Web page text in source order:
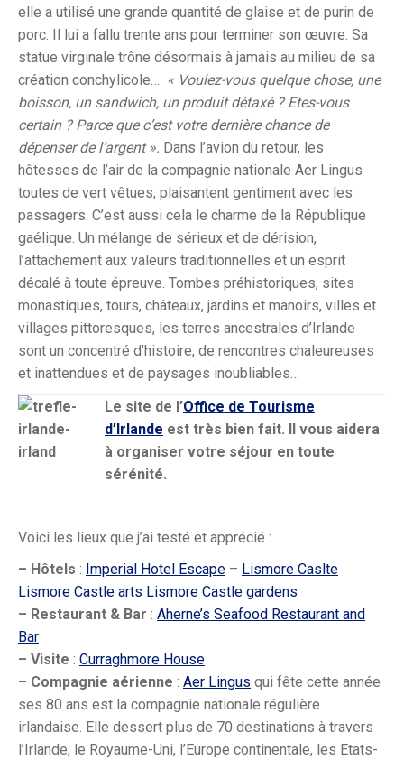
elle a utilisé une grande quantité de glaise et de purin de
porc. Il lui a fallu trente ans pour terminer son œuvre. Sa
statue virginale trône désormais à jamais au milieu de sa
création conchylicole… « Voulez-vous quelque chose, une
boisson, un sandwich, un produit détaxé ? Etes-vous
certain ? Parce que c’est votre dernière chance de
dépenser de l’argent ». Dans l’avion du retour, les
hôtesses de l’air de la compagnie nationale Aer Lingus
toutes de vert vêtues, plaisantent gentiment avec les
passagers. C’est aussi cela le charme de la République
gaélique. Un mélange de sérieux et de dérision,
l’attachement aux valeurs traditionnelles et un esprit
décalé à toute épreuve. Tombes préhistoriques, sites
monastiques, tours, châteaux, jardins et manoirs, villes et
villages pittoresques, les terres ancestrales d’Irlande
sont un concentré d’histoire, de rencontres chaleureuses
et inattendues et de paysages inoubliables…
Le site de l’Office de Tourisme
d’Irlande est très bien fait. Il vous aidera
à organiser votre séjour en toute
sérénité.
Voici les lieux que j’ai testé et apprécié :
– Hôtels : Imperial Hotel Escape – Lismore Caslte
Lismore Castle arts Lismore Castle gardens
– Restaurant & Bar : Aherne’s Seafood Restaurant and
Bar
– Visite : Curraghmore House
– Compagnie aérienne : Aer Lingus qui fête cette année
ses 80 ans est la compagnie nationale régulière
irlandaise. Elle dessert plus de 70 destinations à travers
l’Irlande, le Royaume-Uni, l’Europe continentale, les Etats-